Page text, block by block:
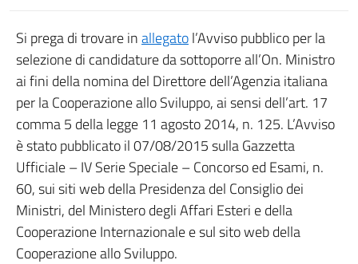
Si prega di trovare inallegatol’Avviso pubblico per la
selezione di candidature da sottoporre all’On. Ministro
ai fini della nomina del Direttore dell’Agenzia italiana
per la Cooperazione allo Sviluppo, ai sensi dell’art. 17
comma 5 della legge 11 agosto 2014, n. 125. L’Avviso
è stato pubblicato il 07/08/2015 sulla Gazzetta
Ufficiale – IV Serie Speciale – Concorso ed Esami, n.
60, sui siti web della Presidenza del Consiglio dei
Ministri, del Ministero degli Affari Esteri e della
Cooperazione Internazionale e sul sito web della
Cooperazione allo Sviluppo.